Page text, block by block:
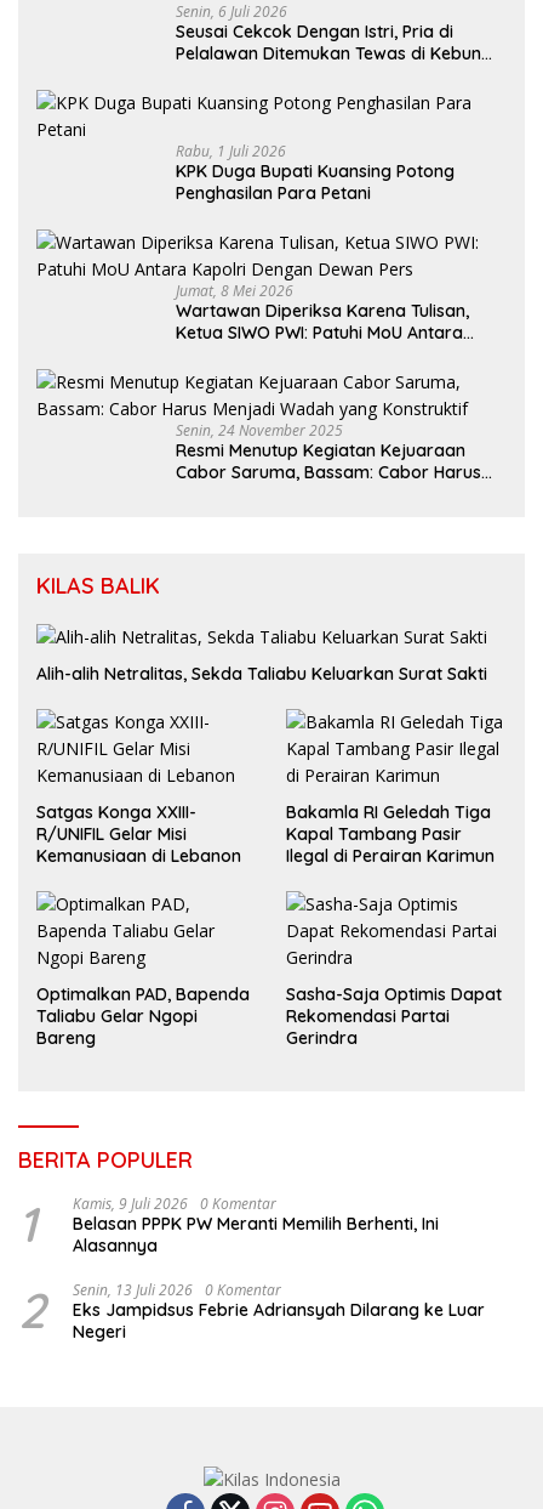
Senin, 6 Juli 2026
Seusai Cekcok Dengan Istri, Pria di
Pelalawan Ditemukan Tewas di Kebun
Rabu, 1 Juli 2026
KPK Duga Bupati Kuansing Potong
Penghasilan Para Petani
Jumat, 8 Mei 2026
Wartawan Diperiksa Karena Tulisan,
Ketua SIWO PWI: Patuhi MoU Antara
Senin, 24 November 2025
Resmi Menutup Kegiatan Kejuaraan
Cabor Saruma, Bassam: Cabor Harus
KILAS BALIK
Alih-alih Netralitas, Sekda Taliabu Keluarkan Surat Sakti
Satgas Konga XXIII-
R/UNIFIL Gelar Misi
Kemanusiaan di Lebanon
Bakamla RI Geledah Tiga
Kapal Tambang Pasir
Ilegal di Perairan Karimun
Optimalkan PAD, Bapenda
Taliabu Gelar Ngopi
Bareng
Sasha-Saja Optimis Dapat
Rekomendasi Partai
Gerindra
BERITA POPULER
1 Kamis, 9 Juli 2026 0 Komentar
Belasan PPPK PW Meranti Memilih Berhenti, Ini
Alasannya
2 Senin, 13 Juli 2026 0 Komentar
Eks Jampidsus Febrie Adriansyah Dilarang ke Luar
Negeri